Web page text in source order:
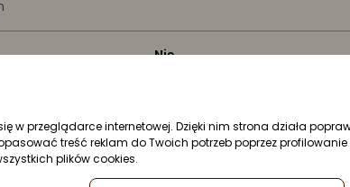
Nie
[cm] 28
w przeglądarce internetowej. Dzięki nim strona działa
treść reklam do Twoich potrzeb poprzez
plików cookies.